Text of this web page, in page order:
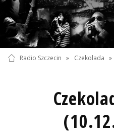
Radio Szczecin » Czekolada »